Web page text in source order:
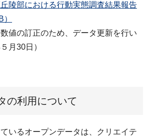
陵部における行動実態調査結果報告
値の訂正のため、データ更新を行い
月30日）
の利用について
いるオープンデータは、クリエイテ